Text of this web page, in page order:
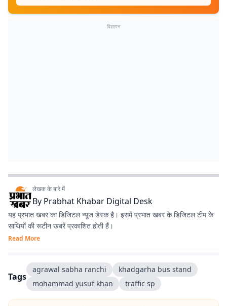
विज्ञापन
लेखक के बारे में
By Prabhat Khabar Digital Desk
यह प्रभात खबर का डिजिटल न्यूज डेस्क है। इसमें प्रभात खबर के डिजिटल टीम के
साथियों की रूटीन खबरें प्रकाशित होती हैं।
Read More
Tags
agrawal sabha ranchi
khadgarha bus stand
mohammad yusuf khan
traffic sp